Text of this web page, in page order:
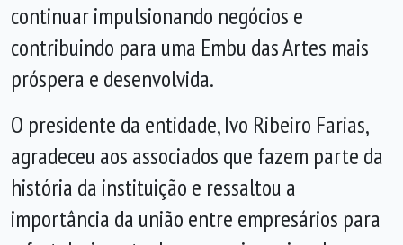
continuar impulsionando negócios e
contribuindo para uma Embu das Artes mais
próspera e desenvolvida.
O presidente da entidade, Ivo Ribeiro Farias,
agradeceu aos associados que fazem parte da
história da instituição e ressaltou a
importância da união entre empresários para